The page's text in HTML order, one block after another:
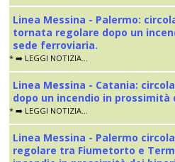
Linea Messina - Palermo:
tornata regolare dopo un
sede ferroviaria.
* ➡️ LEGGI NOTIZIA...
Linea Messina - Catania:
dopo un incendio in
* ➡️ LEGGI NOTIZIA...
Linea Messina - Palermo
regolare tra Fiumetorto e